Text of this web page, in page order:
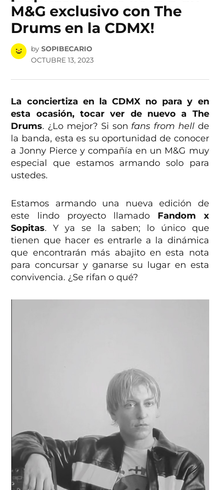
M&G exclusivo con The
Drums en la CDMX!
by SOPIBECARIO
OCTUBRE 13, 2023
La conciertiza en la CDMX no para y en
esta ocasión, tocar ver de nuevo a The
Drums. ¿Lo mejor? Si son fans from hellde
la banda, esta es su oportunidad de conocer
a Jonny Pierce y compañía en un M&G muy
especial que estamos armando solo para
ustedes.
Estamos armando una nueva edición de
este lindo proyecto llamado Fandom x
Sopitas. Y ya se la saben; lo único que
tienen que hacer es entrarle a la dinámica
que encontrarán más abajito en esta nota
para concursar y ganarse su lugar en esta
convivencia. ¿Se rifan o qué?